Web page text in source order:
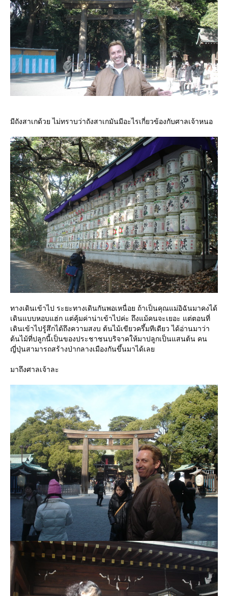
มีถังสาเกด้วย ไม่ทราบว่าถังสาเกมันมีอะไรเกี่ยวข้องกับศาลเจ้าหนอ
ทางเดินเข้าไป ระยะทางเดินกันพอเหนื่อย ถ้าเป็นคุณแม่อิฉันมาคงได้
เดินแบบหอบแฮ่ก แต่คุ้มค่าน่าเข้าไปค่ะ ถึงแม้คนจะเยอะ แต่ตอนที่
เดินเข้าไปรู้สึกได้ถึงความสงบ ต้นไม้เขียวครึ้มทีเดียว ได้อ่านมาว่า
ต้นไม้ที่ปลูกนี้เป็นของประชาชนบริจาคให้มาปลูกเป็นแสนต้น คน
ญี่ปุ่นสามารถสร้างป่ากลางเมืองกันขึ้นมาได้เล
มาถึงศาลเจ้าละ